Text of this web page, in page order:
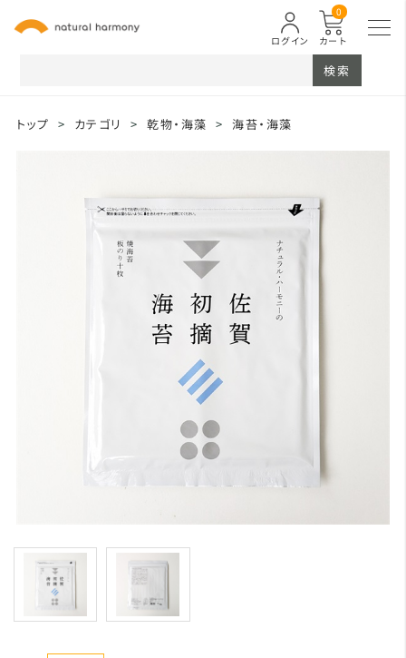
カート
0
ログイン
検索
トップ > カテゴリ > 乾物・海藻 > 海苔・海藻